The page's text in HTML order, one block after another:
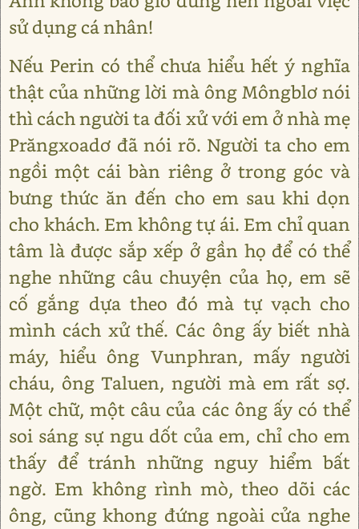
sử dụng cá nhân!
Nếu Perin có thể chưa hiểu hết ý nghĩa
thật của những lời mà ông Môngblơ nói
thì cách người ta đối xử với em ở nhà mẹ
Prăngxoadơ đã nói rõ. Người ta cho em
ngồi một cái bàn riêng ở trong góc và
bưng thức ăn đến cho em sau khi dọn
cho khách. Em không tự ái. Em chỉ quan
tâm là được sắp xếp ở gần họ để có thể
nghe những câu chuyện của họ, em sẽ
cố gắng dựa theo đó mà tự vạch cho
mình cách xử thế. Các ông ấy biết nhà
máy, hiểu ông Vunphran, mấy người
cháu, ông Taluen, người mà em rất sợ.
Một chữ, một câu của các ông ấy có thể
soi sáng sự ngu dốt của em, chỉ cho em
thấy để tránh những nguy hiểm bất
ngờ. Em không rình mò, theo dõi các
ông, cũng khong đứng ngoài cửa nghe